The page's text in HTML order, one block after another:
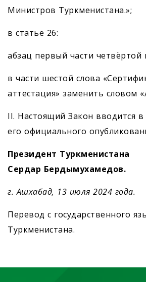
Министров Туркменистана.»;
в статье 26:
абзац первый части четвёртой
в части шестой слова
аттестация» заменить словом
II. Настоящий Закон вводится в
его официального
Президент Туркменистана
Сердар Бердымухамедов.
г. Ашхабад, 13 июля 2024 года.
Перевод с государственного
Туркменистана.